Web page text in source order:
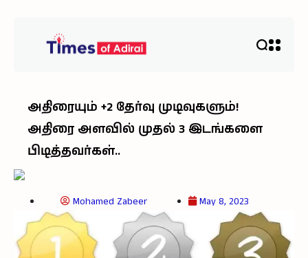
அதிரையும் +2 தேர்வு முடிவுகளும்!
அதிரை அளவில் முதல் 3 இடங்களை
பிடித்தவர்கள்..
Mohamed Zabeer May 8, 2023